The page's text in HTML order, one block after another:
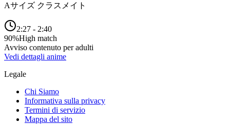
Aサイズ クラスメイト
2:27 - 2:40
90%High match
Avviso contenuto per adulti
Vedi dettagli anime
Legale
Chi Siamo
Informativa sulla privacy
Termini di servizio
Mappa del sito